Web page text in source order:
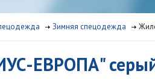
Зимняя спецодежда
ЕВРОПА"